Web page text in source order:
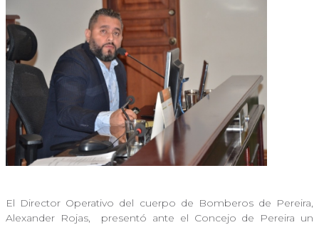
El Director Operativo del cuerpo de Bomberos de Pereira,
Alexander Rojas,
presentó ante el Concejo de Pereira un